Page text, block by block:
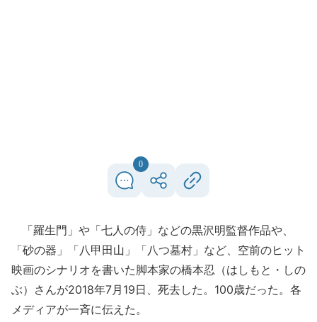
0
「羅生門」や「七人の侍」などの黒沢明監督作品や、
「砂の器」「八甲田山」「八つ墓村」など、空前のヒット
映画のシナリオを書いた脚本家の橋本忍（はしもと・しの
ぶ）さんが2018年7月19日、死去した。100歳だった。各
メディアが一斉に伝えた。